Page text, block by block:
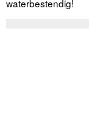
waterbestendig!